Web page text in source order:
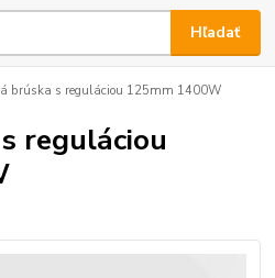
Hľadať
brúska s reguláciou 125mm 1400W
reguláciou